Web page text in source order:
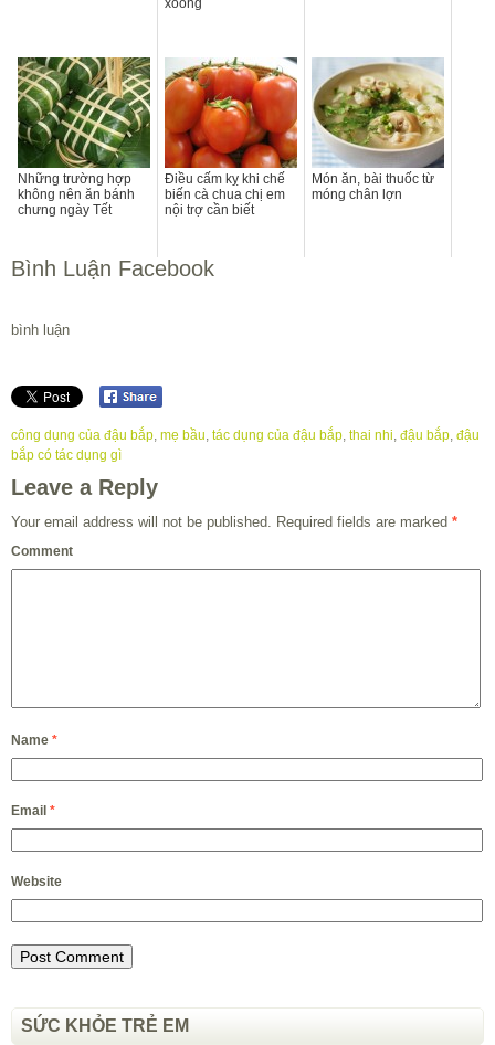
xoong
Những trường hợp
không nên ăn bánh
chưng ngày Tết
Điều cấm kỵ khi chế
biến cà chua chị em
nội trợ cần biết
Món ăn, bài thuốc từ
móng chân lợn
Bình Luận Facebook
bình luận
công dụng của đậu bắp mẹ bầu tác dụng của đậu bắp thai nhi đậu bắp đậu
bắp có tác dụng gì
Leave a Reply
Your email address will not be published. Required fields are marked *
Comment
Name *
Email *
Website
SỨC KHỎE TRẺ EM